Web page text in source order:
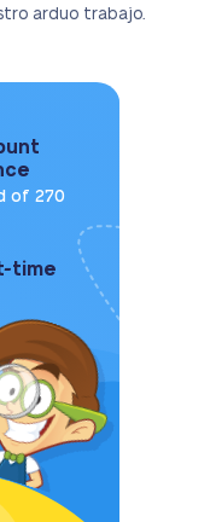
arduo trabajo.
of 270
time